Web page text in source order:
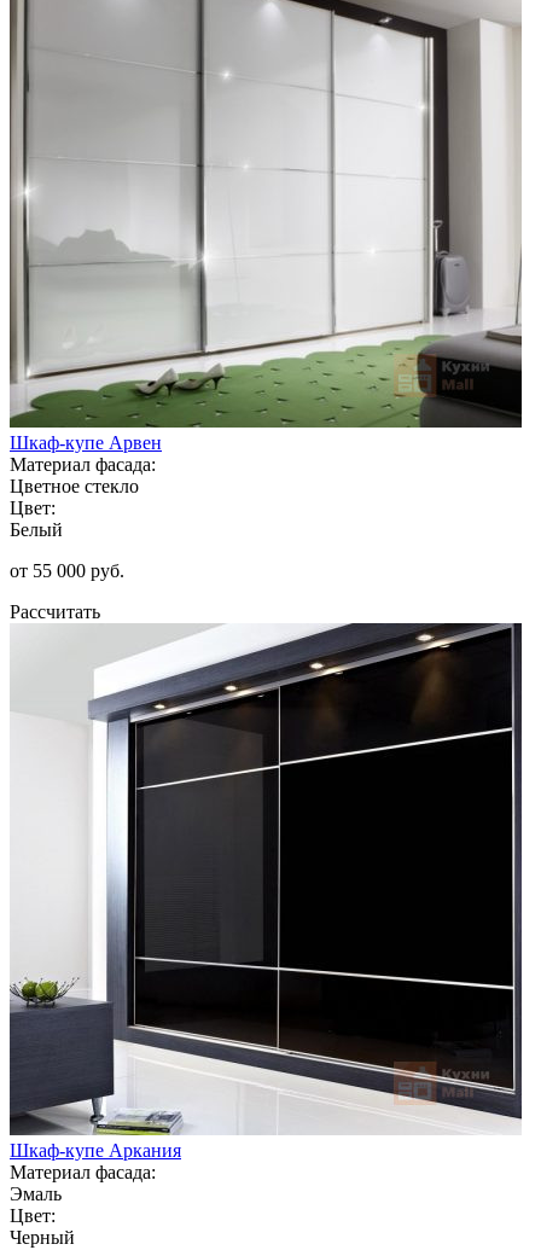
Шкаф-купе Арвен
Материал фасада:
Цветное стекло
Цвет:
Белый
от 55 000 руб.
Рассчитать
Шкаф-купе Аркания
Материал фасада:
Эмаль
Цвет:
Черный